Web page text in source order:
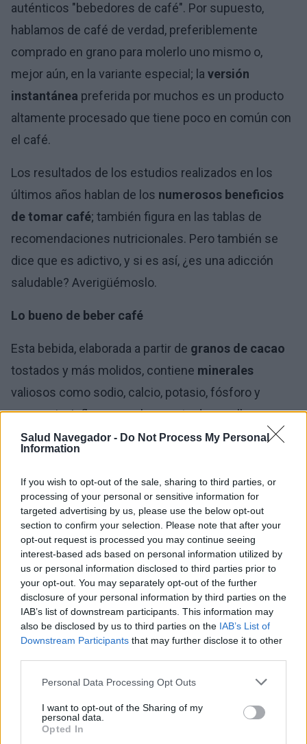
Salud Navegador - Do Not Process My Personal
Information
If you wish to opt-out of the sale, sharing to third parties, or
processing of your personal or sensitive information for
targeted advertising by us, please use the below opt-out
section to confirm your selection. Please note that after your
opt-out request is processed you may continue seeing
interest-based ads based on personal information utilized by
us or personal information disclosed to third parties prior to
your opt-out. You may separately opt-out of the further
disclosure of your personal information by third parties on the
IAB’s list of downstream participants. This information may
also be disclosed by us to third parties on the IAB’s List of
Downstream Participants that may further disclose it to other
Please note that this website/app uses one or more Google
not limited to your visit or usage behaviour. You may click to
grant or deny consent to Google and its third-party tags to
use your data for below specified purposes in below Google
Personal Data Processing Opt Outs
I want to opt-out of the Sharing of my
personal data.
Opted In
auténticos "bebedores de café". Por supuesto,
hablamos de café de verdad, preferiblemente
comprado en grano para molerlo uno mismo o,
mejor aún, en la variante especial; la versión
instantánea preferida por muchos es un producto
altamente procesado que tiene poco en común con
el café.
Los resultados de los estudios realizados en los
últimos años hablan de los numerosos beneficios
de tomar café; también figura en las tablas de
recomendaciones nutricionales. Pero también se
dice que es adictivo, y si es así, ¿es una adicción
saludable? Averigüémoslo.
Lo bueno de beber café
Esta bebida, elaborada a partir de granos de cacao
tostados y más molidos, contiene minerales
valiosos como sodio, calcio, potasio, fósforo y
magnesio. Influyen en el correcto desarrollo y
funcionamiento de nuestros organismos. Su
tipo de café, grado de molienda, método de
preparación.
También hay otros compuestos en el café. Muchos
de ellos tienen un buen efecto en nuestro
organismo; tienen efectosanticancerígenos
antiinflamatorios y antioxidantes. Además, el café
reduce el riesgo de padecer diversas
enfermedades.
¿Cuáles son las peores?
Están relacionadas principalmente con su consumo
excesivo, es decir, beber